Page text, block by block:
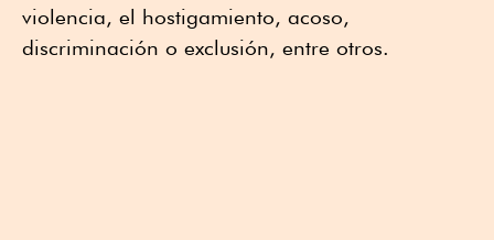
violencia, el hostigamiento, acoso,
discriminación o exclusión, entre otros.